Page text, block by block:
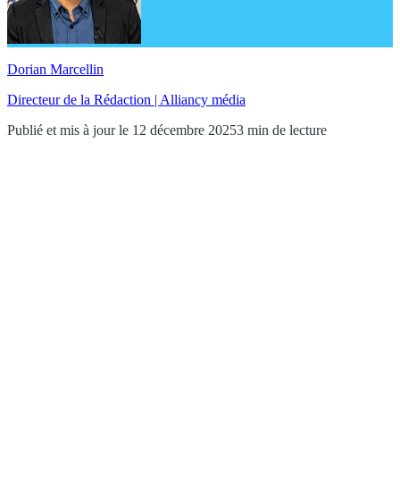
Dorian Marcellin
Directeur de la Rédaction | Alliancy média
Publié et mis à jour le 12 décembre 20253 min de lecture